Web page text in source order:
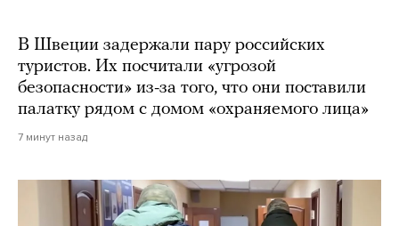
В Швеции задержали пару российских
туристов. Их посчитали «угрозой
безопасности» из-за того, что они поставили
палатку рядом с домом «охраняемого лица»
7 минут назад